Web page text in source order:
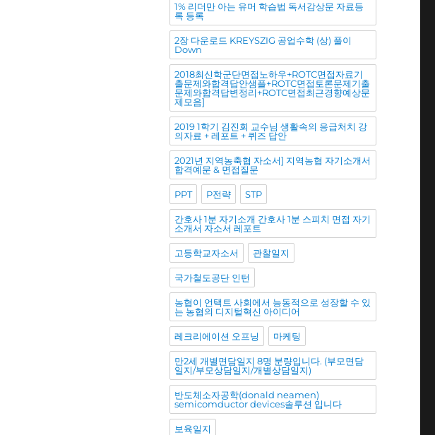
1% 리더만 아는 유머 학습법 독서감상문 자료등
록 등록
2장 다운로드 KREYSZIG 공업수학 (상) 풀이
Down
2018최신학군단면접노하우+ROTC면접자료기
출문제와합격답안샘플+ROTC면접토론문제기출
문제와합격답변정리+ROTC면접최근경향예상문
제모음]
2019 1학기 김진회 교수님 생활속의 응급처치 강
의자료 + 레포트 + 퀴즈 답안
2021년 지역농축협 자소서] 지역농협 자기소개서
합격예문 & 면접질문
PPT P전략 STP
간호사 1분 자기소개 간호사 1분 스피치 면접 자기
소개서 자소서 레포트
고등학교자소서 관찰일지
국가철도공단 인턴
농협이 언택트 사회에서 능동적으로 성장할 수 있
는 농협의 디지털혁신 아이디어
레크리에이션 오프닝 마케팅
만2세 개별면담일지 8명 분량입니다. (부모면담
일지/부모상담일지/개별상담일지)
반도체소자공학(donald neamen)
semicomductor devices솔루션 입니다
보육일지